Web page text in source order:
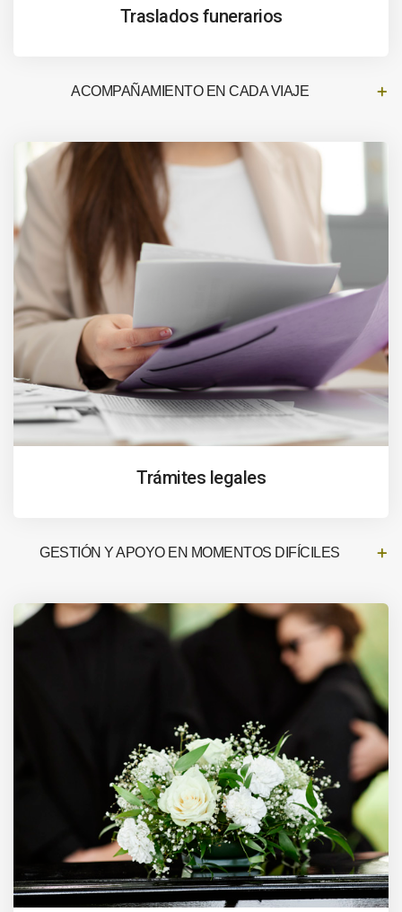
Traslados funerarios
ACOMPAÑAMIENTO EN CADA VIAJE
Trámites legales
GESTIÓN Y APOYO EN MOMENTOS DIFÍCILES